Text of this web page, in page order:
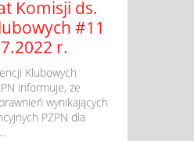
Komisji ds.
#11
r.
Klubowych
informuje, że
wynikających
PZPN dla